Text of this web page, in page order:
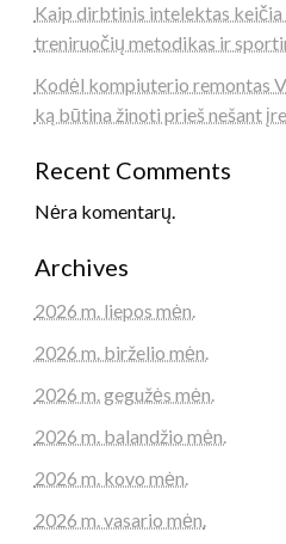
Kaip dirbtinis intelektas
treniruočių metodikas ir
Kodėl kompiuterio remontas
ką būtina žinoti prieš nešant
Recent Comments
Nėra komentarų.
Archives
2026 m. liepos mėn.
2026 m. birželio mėn.
2026 m. gegužės mėn.
2026 m. balandžio mėn.
2026 m. kovo mėn.
2026 m. vasario mėn.